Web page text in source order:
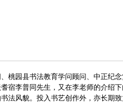
桃园县书法教育学问顾问、中正纪
宿李普同先生，又在李老师的介绍
法风貌。投入书艺创作外，亦长期